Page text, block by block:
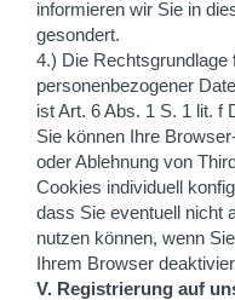
informieren wir Sie in
gesondert.
4.) Die Rechtsgrundlage
personenbezogener
ist Art. 6 Abs. 1 S. 1 lit. f
Sie können Ihre
oder Ablehnung von
Cookies individuell
dass Sie eventuell nicht
nutzen können, wenn
Ihrem Browser
V. Registrierung auf